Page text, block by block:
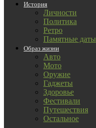
История
Личности
Политика
Ретро
Памятные даты
Образ жизни
Авто
Мото
Оружие
Гаджеты
Здоровье
Фестивали
Путешествия
Остальное